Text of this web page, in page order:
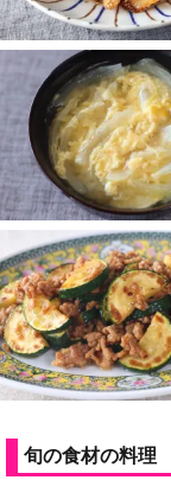
旬の食材の料理